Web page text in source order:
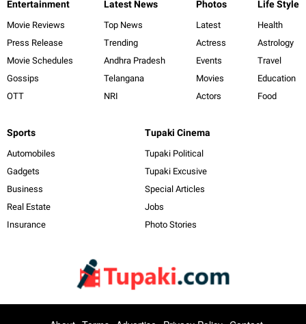
Entertainment
Movie Reviews
Press Release
Movie Schedules
Gossips
OTT
Latest News
Top News
Trending
Andhra Pradesh
Telangana
NRI
Photos
Latest
Actress
Events
Movies
Actors
Life Style
Health
Astrology
Travel
Education
Food
Sports
Automobiles
Gadgets
Business
Real Estate
Insurance
Tupaki Cinema
Tupaki Political
Tupaki Excusive
Special Articles
Jobs
Photo Stories